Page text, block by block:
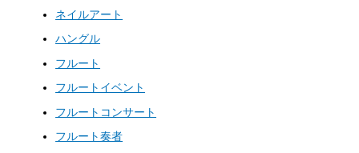
ネイルアート
ハングル
フルート
フルートイベント
フルートコンサート
フルート奏者